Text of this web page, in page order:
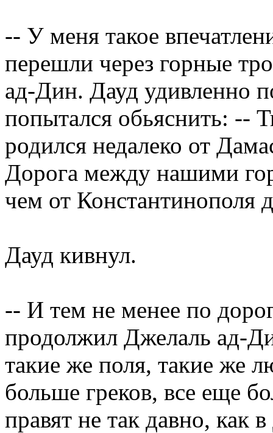
-- У меня такое
перешли через горные
ад-Дин. Дауд удивленно
попытался обьяснить: --
родился недалеко от
Дорога между нашими
чем от Константинополя
Дауд кивнул.
-- И тем не менее по
продолжил Джелаль ад-
такие же поля, такие же
больше греков, все еще
правят не так давно, как